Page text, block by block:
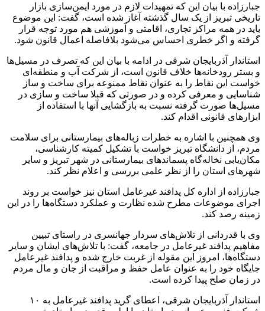
جبارزاده با بیان این که تمهیدات لازم در مورد ایمن‌سازی بازار
تاریخی تبریز از یک سال گذشته آغاز شده است، گفت: این موضوع
باید در همه مراکز تجاری، اقامتی و آموزشی هم مورد توجه قرار
گرفته و اگر خطری احساس می‌شود بلافاصله اعمال قانون شود.
استاندار آذربایجان شرقی در ادامه با بیان این که تصرف در مسیل‌ها
و بستر رودخانه‌ها خلاف قانون است، از شرکت آب و منطقه‌ای
خواست این نقاط را به عنوان نقاط ممنوعه برای ساخت و ساز
شناسایی و معرفی کرده و در صورتی که قبلا ساخت و سازی در
مسیل‌ها صورت گرفته نسبت به بازگشایی آنها با استفاده از
ابزارهای قانونی اقدام کند.
وی همچنین با اشاره به خطرات زباله‌های بیمارستانی برای سلامت
مردم، از دانشگاه تبریز خواست با تشکیل کمیته کارشناسی،
مکان‌یابی نخاله‌گاه پسماندهای بیمارستانی در شهر تبریز و سایر
شهرهای استان را از نظر علمی بررسی و اعلام نظر کند.
جبارزاده از اداره کل پدافند غیرعامل استان نیز خواست بر روند
اجرای موضوعات مطرح شده نظارت و عملکرد دستگاه‌ها را در این
زمینه رصد کند.
وی با قدردانی از تلاش‌های سردار جهانسری در راستای تبیین
مفاهیم پدافند غیرعامل در جامعه، گفت: با تلاش‌های ایشان و سایر
دستگاه‌ها، امروز این مقوله از غربت خارج شده و پدافند غیرعامل
جایگاه خود را به عنوان عامل حفظ و مراقبت از جان و مال مردم
در زمان صلح پیدا کرده است.
استاندار آذربایجان شرقی، اعطای گرید پدافند غیرعامل به ۱۰